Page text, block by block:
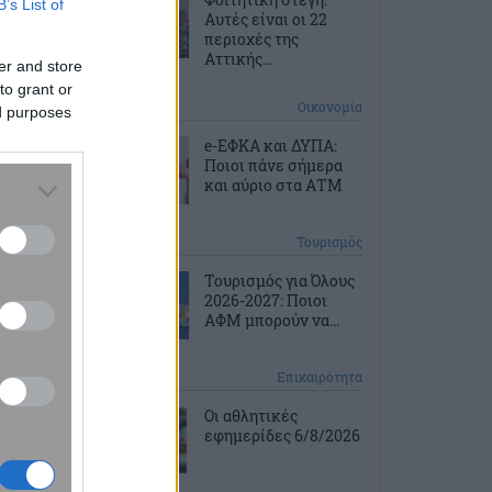
List of
and store
grant or
purposes
Aυτές είναι οι 22
περιοχές της
Αττικής...
1 ώρα πριν Οικονομία
e-ΕΦΚΑ και ΔΥΠΑ:
Ποιοι πάνε σήμερα
και αύριο στα ΑΤΜ
Τουρισμός
Τουρισμός για Όλους
2026-2027: Ποιοι
ΑΦΜ μπορούν να...
Επικαιρότητα
Οι αθλητικές
εφημερίδες 6/8/2026